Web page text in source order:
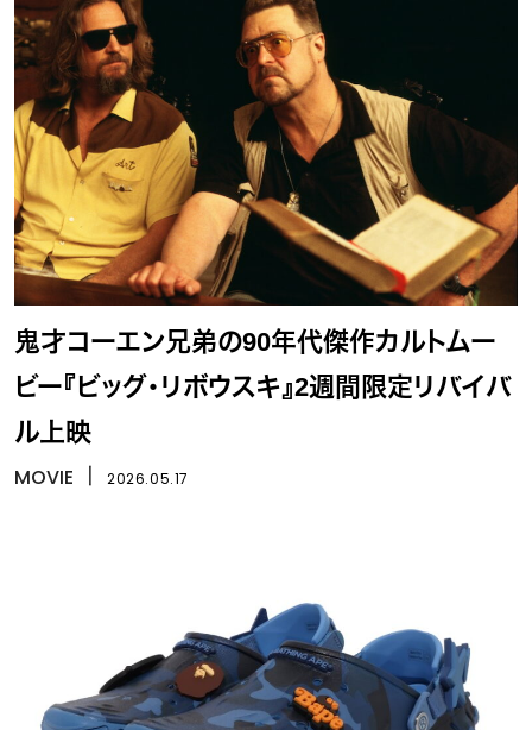
鬼才コーエン兄弟の90年代傑作カルトムー
ビー『ビッグ・リボウスキ』2週間限定リバイバ
ル上映
MOVIE 2026.05.17